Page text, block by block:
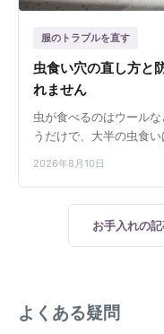
服のトラブルを直す
虫食い穴の直し方と
れません
虫が食べるのはウール
うだけで、大半の虫食い
2026年8月10日
お手入れの
よくある疑問